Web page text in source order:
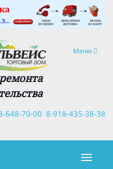
Навигация
Меню
8-918-435-38-38
648-70-00
×